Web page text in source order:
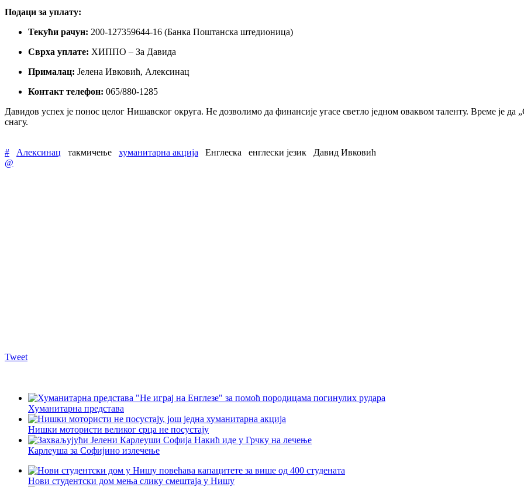
Подаци за уплату:
Текући рачун: 200-127359644-16 (Банка Поштанска штедионица)
Сврха уплате: ХИППО – За Давида
Прималац: Јелена Ивковић, Алексинац
Контакт телефон: 065/880-1285
Давидов успех је понос целог Нишавског округа. Не дозволимо да финансије угасе светло једном оваквом таленту. Време је
снагу.
# Алексинац такмичење хуманитарна акција Енглеска енглески језик
Давид Ивковић
@
Tweet
Хуманитарна представа
Нишки мотористи великог срца не посустају
Карлеуша за Софијино излечење
Нови студентски дом мења слику смештаја у Нишу